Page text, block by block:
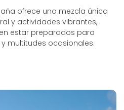
ofrece una mezcla única
y actividades vibrantes,
estar preparados para
multitudes ocasionales.